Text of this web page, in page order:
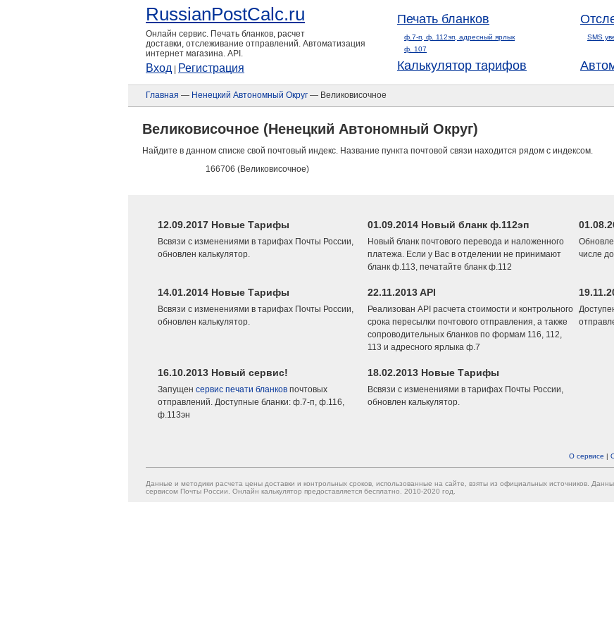
RussianPostCalc.ru
Онлайн сервис. Печать бланков, расчет
доставки, отслеживание отправлений. Автоматизация
интернет магазина. API.
Вход Регистрация
Печать бланков
ф.7-п, ф. 112эп, адресный ярлык
ф. 107
SMS
Калькулятор тарифов
Главная — Ненецкий Автономный Округ — Великовисочное
Великовисочное (Ненецкий Автономный Округ)
Найдите в данном списке свой почтовый индекс. Название пункта почтовой связи находится рядом с индексом.
166706 (Великовисочное)
12.09.2017 Новые Тарифы
Всвязи с изменениями в тарифах Почты России,
обновлен калькулятор.
01.09.2014 Новый бланк ф.112эп
Новый бланк почтового перевода и наложенного
платежа. Если у Вас в отделении не принимают
бланк ф.113, печатайте бланк ф.112
числе
14.01.2014 Новые Тарифы
Всвязи с изменениями в тарифах Почты России,
обновлен калькулятор.
22.11.2013 API
Реализован API расчета стоимости и контрольного
срока пересылки почтового отправления, а также
сопроводительных бланков по формам 116, 112,
113 и адресного ярлыка ф.7
16.10.2013 Новый сервис!
Запущен сервис печати бланков почтовых
отправлений. Доступные бланки: ф.7-п, ф.116,
ф.113эн
18.02.2013 Новые Тарифы
Всвязи с изменениями в тарифах Почты России,
обновлен калькулятор.
О сервисе |
Данные и методики расчета цены доставки и контрольных сроков, использованные на сайте, взяты из официальных источников.
сервисом Почты России. Онлайн калькулятор предоставляется бесплатно. 2010-2020 год.